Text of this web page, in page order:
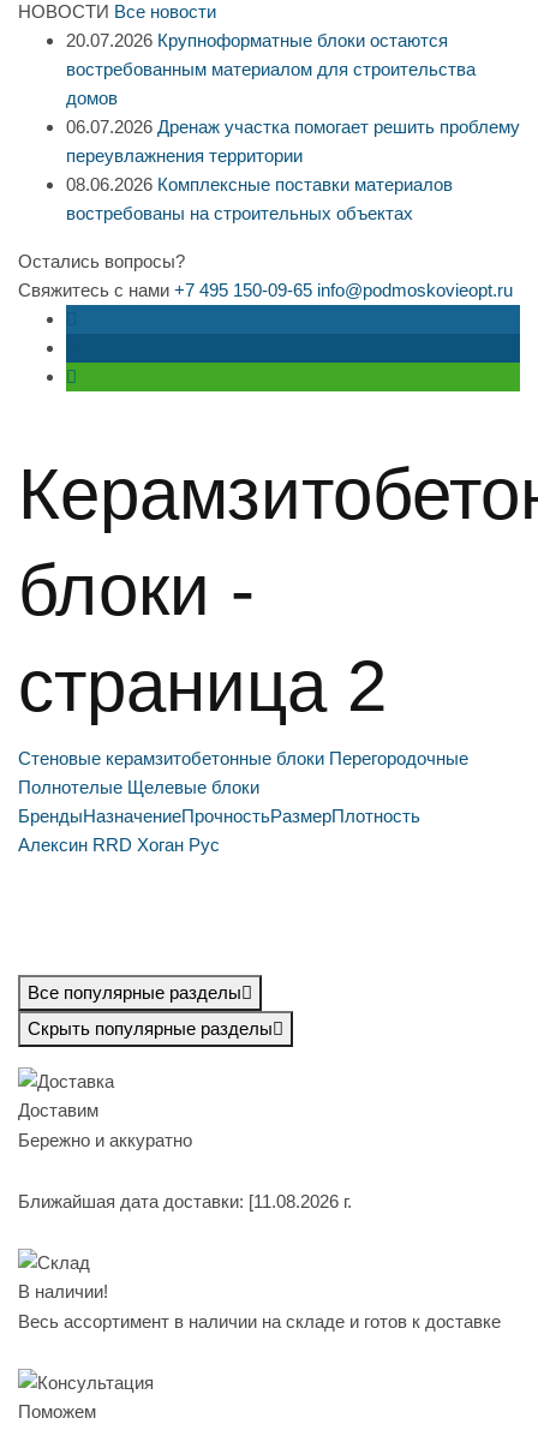
НОВОСТИ Все новости
20.07.2026 Крупноформатные блоки остаются
востребованным материалом для строительства
домов
06.07.2026 Дренаж участка помогает решить проблему
переувлажнения территории
08.06.2026 Комплексные поставки материалов
востребованы на строительных объектах
Остались вопросы?
Свяжитесь с нами +7 495 150-09-65 info@podmoskovieopt.ru
блоки -
cтраница 2
Стеновые керамзитобетонные блоки Перегородочные
Полнотелые Щелевые блоки
БрендыНазначениеПрочностьРазмерПлотность
Алексин RRD Хоган Рус
Все популярные разделы
Скрыть популярные разделы
Доставим
Бережно и аккуратно
Ближайшая дата доставки: [11.08.2026 г.
В наличии!
Весь ассортимент в наличии на складе и готов к доставке
Поможем